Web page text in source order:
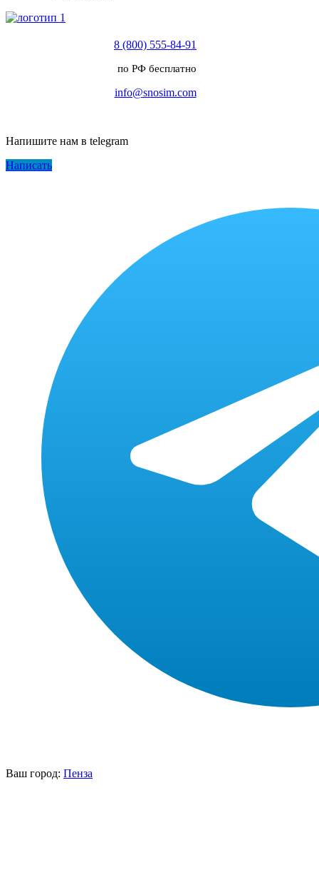
8 (800) 555-84-91
по РФ бесплатно
info@snosim.com
Напишите нам в telegram
Написать
Ваш город: Пенза